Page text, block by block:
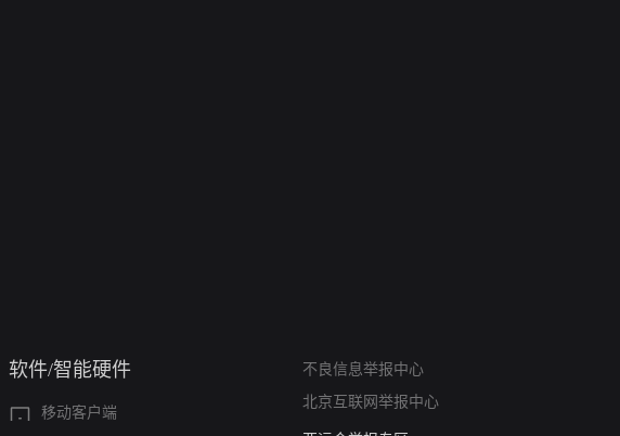
软件/智能硬件
移动客户端
不良信息举报中心
北京互联网举报中心
算法推荐专项举报